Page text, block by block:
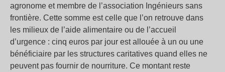
agronome et membre de l’association Ingénieurs sans
frontière. Cette somme est celle que l’on retrouve dans
les milieux de l’aide alimentaire ou de l’accueil
d’urgence : cinq euros par jour est allouée à un ou une
bénéficiaire par les structures caritatives quand elles ne
peuvent pas fournir de nourriture. Ce montant reste